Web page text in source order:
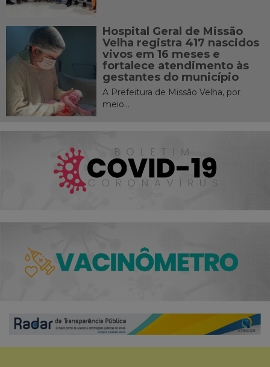
Hospital Geral de Missão
Velha registra 417 nascidos
vivos em 16 meses e
fortalece atendimento às
gestantes do município
A Prefeitura de Missão Velha, por
meio...